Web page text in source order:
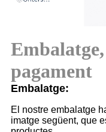
pagament
Embalatge:
El nostre embalatge
imatge següent, que